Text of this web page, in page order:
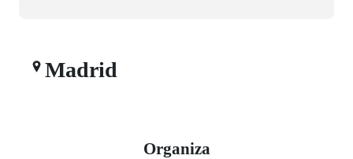
Madrid
Organiza